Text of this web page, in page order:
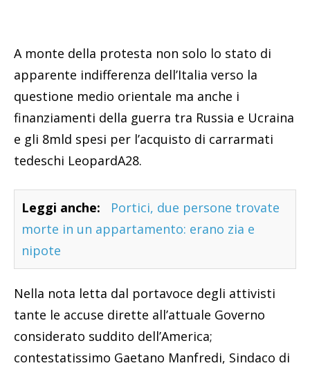
A monte della protesta non solo lo stato di
apparente indifferenza dell’Italia verso la
questione medio orientale ma anche i
finanziamenti della guerra tra Russia e Ucraina
e gli 8mld spesi per l’acquisto di carrarmati
tedeschi LeopardA28.
Leggi anche:
Portici, due persone trovate
morte in un appartamento: erano zia e
nipote
Nella nota letta dal portavoce degli attivisti
tante le accuse dirette all’attuale Governo
considerato suddito dell’America;
contestatissimo Gaetano Manfredi, Sindaco di